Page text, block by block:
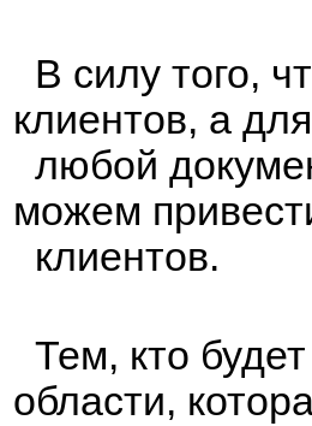
В силу того,
клиентов, а
любой
можем
клиентов.
Тем, кто
области,